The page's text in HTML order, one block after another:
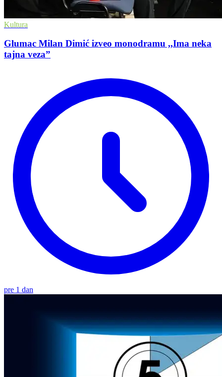
Kultura
Glumac Milan Dimić izveo monodramu ,,Ima neka
tajna veza”
pre 1 dan